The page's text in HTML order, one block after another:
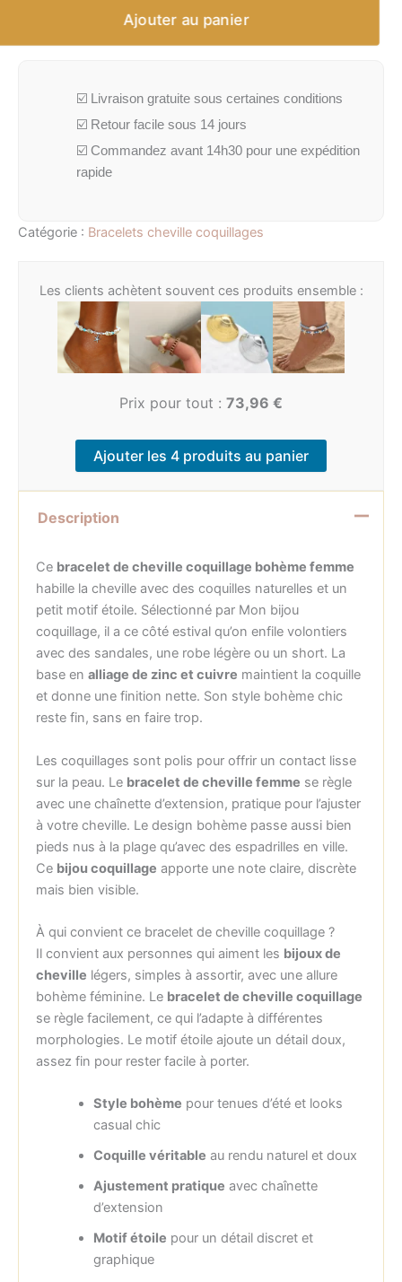
Ajouter au panier
☑️ Livraison gratuite sous certaines conditions
☑️ Retour facile sous 14 jours
☑️ Commandez avant 14h30 pour une expédition
rapide
Catégorie : Bracelets cheville coquillages
Les clients achètent souvent ces produits ensemble :
Prix pour tout : 73,96 €
Ajouter les 4 produits au panier
Description
Ce bracelet de cheville coquillage bohème femme
habille la cheville avec des coquilles naturelles et un
petit motif étoile. Sélectionné par Mon bijou
coquillage, il a ce côté estival qu’on enfile volontiers
avec des sandales, une robe légère ou un short. La
base en alliage de zinc et cuivre maintient la coquille
et donne une finition nette. Son style bohème chic
reste fin, sans en faire trop.
Les coquillages sont polis pour offrir un contact lisse
sur la peau. Le bracelet de cheville femme se règle
avec une chaînette d’extension, pratique pour l’ajuster
à votre cheville. Le design bohème passe aussi bien
pieds nus à la plage qu’avec des espadrilles en ville.
Ce bijou coquillage apporte une note claire, discrète
mais bien visible.
À qui convient ce bracelet de cheville coquillage ?
Il convient aux personnes qui aiment les bijoux de
cheville légers, simples à assortir, avec une allure
bohème féminine. Le bracelet de cheville coquillage
se règle facilement, ce qui l’adapte à différentes
morphologies. Le motif étoile ajoute un détail doux,
assez fin pour rester facile à porter.
Style bohème pour tenues d’été et looks
casual chic
Coquille véritable au rendu naturel et doux
Ajustement pratique avec chaînette
d’extension
Motif étoile pour un détail discret et
graphique